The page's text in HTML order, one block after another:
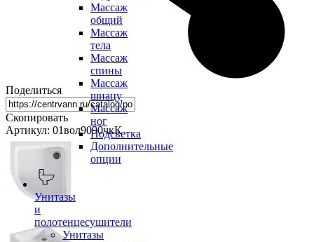
Массаж
общий
Массаж
тела
Массаж
спины
Массаж
шиацу
Массаж
ног
Подсветка
Дополнительные
опции
Унитазы
и
полотенцесушители
Унитазы
Поделиться
Скопировать
Артикул: 01вол9090чкК